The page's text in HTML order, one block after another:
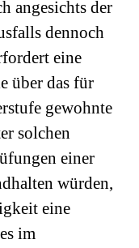
angesichts der
dennoch
eine
über das für
gewohnte
solchen
einer
würden,
eine
im